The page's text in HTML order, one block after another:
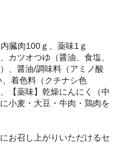
臓肉100ｇ、薬味1ｇ
カツオつゆ（醤油、食塩、
、醤油/調味料（アミノ酸
着色料（クチナシ色
【薬味】乾燥にんにく（中
小麦・大豆・牛肉・鶏肉を
お召し上がりいただけるセ